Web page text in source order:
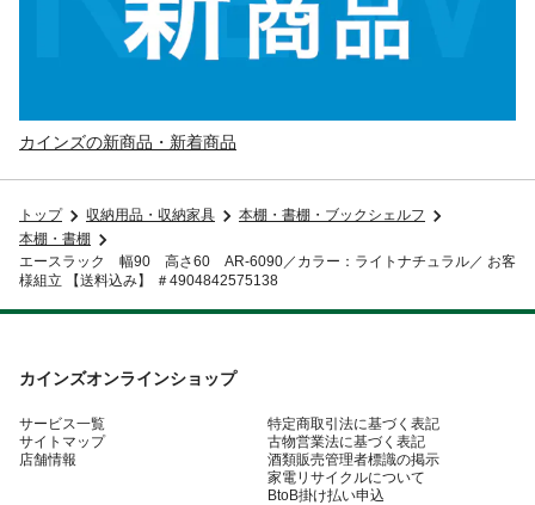
カインズの新商品・新着商品
トップ 収納用品・収納家具
本棚・書棚・ブックシェルフ
本棚・書棚
エースラック 幅90 高さ60 AR-6090／カラー：ライトナチュラル／ お客
様組立 【送料込み】 ＃4904842575138
カインズオンラインショップ
サービス一覧
サイトマップ
店舗情報
特定商取引法に基づく表記
古物営業法に基づく表記
酒類販売管理者標識の掲示
家電リサイクルについて
BtoB掛け払い申込